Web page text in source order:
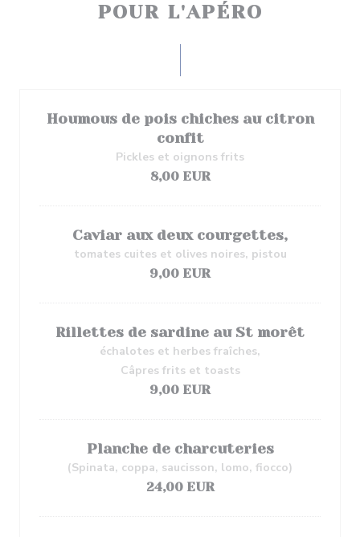
POUR L'APÉRO
Houmous de pois chiches au citron
confit
Pickles et oignons frits
8,00 EUR
Caviar aux deux courgettes,
tomates cuites et olives noires, pistou
9,00 EUR
Rillettes de sardine au St morêt
échalotes et herbes fraîches,
Câpres frits et toasts
9,00 EUR
Planche de charcuteries
(Spinata, coppa, saucisson, lomo, fiocco)
24,00 EUR